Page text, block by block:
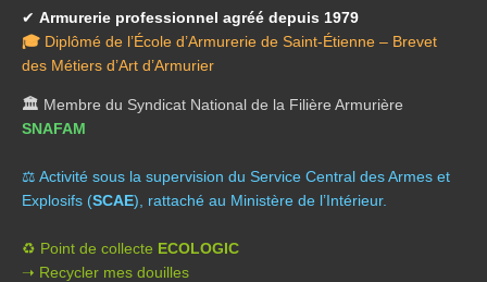
✔ Armurerie professionnel agréé depuis 1979
🎓 Diplômé de l’École d’Armurerie de Saint-Étienne – Brevet
des Métiers d’Art d’Armurier
🏛️ Membre du Syndicat National de la Filière Armurière
SNAFAM
⚖️ Activité sous la supervision du Service Central des Armes et
Explosifs (SCAE), rattaché au Ministère de l’Intérieur.
♻️ Point de collecte ECOLOGIC
➝ Recycler mes douilles